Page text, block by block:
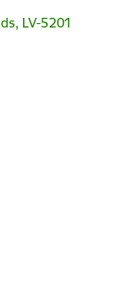
LV-5201